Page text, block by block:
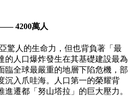
4200萬人
驚人的生命力，但也背負著「最
的人口爆炸發生在其基礎建設最為
臨全球最嚴重的地層下陷危機，部
沉入爪哇海。人口第一的榮耀背
遷都「努山塔拉」的巨大壓力。